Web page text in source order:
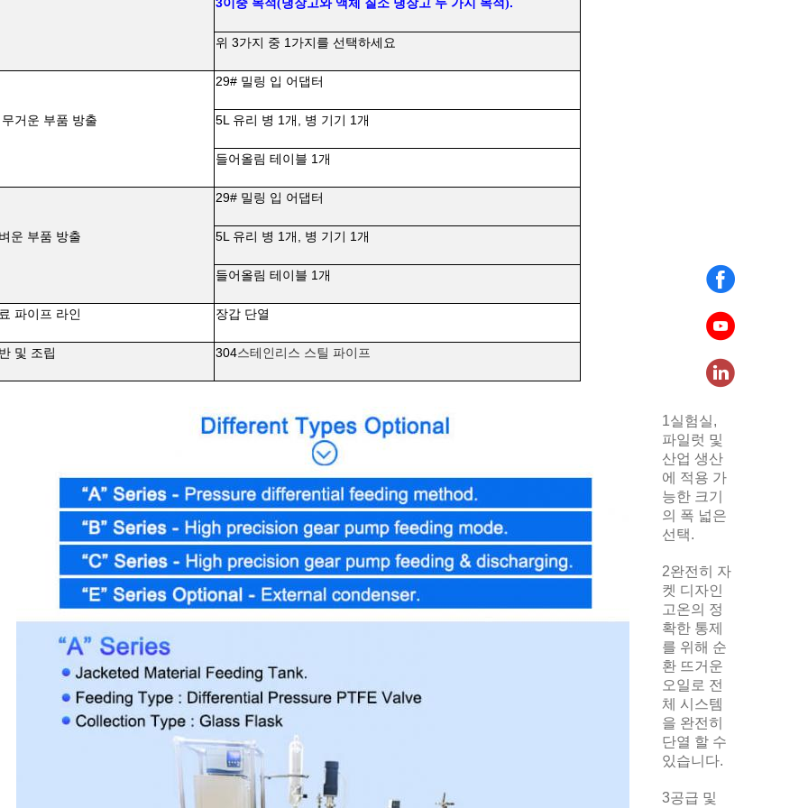
( )
위 3가지 중 1가지를 선택하세요
거운 부품 방출
29# 밀링 입 어댑터
5L 유리 병 1개, 병 기기 1개
들어올림 테이블 1개
운 부품 방출
29# 밀링 입 어댑터
5L 유리 병 1개, 병 기기 1개
들어올림 테이블 1개
파이프 라인 장갑 단열
및 조립 304스테인리스 스틸 파이프
1실험실,
파일럿 및
산업 생산
에 적용 가
능한 크기
의 폭 넓은
선택.
2완전히 자
켓 디자인
고온의 정
확한 통제
를 위해 순
환 뜨거운
오일로 전
체 시스템
을 완전히
단열 할 수
있습니다.
3공급 및